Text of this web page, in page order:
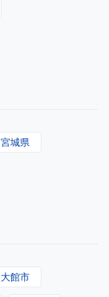
宮城県
大館市